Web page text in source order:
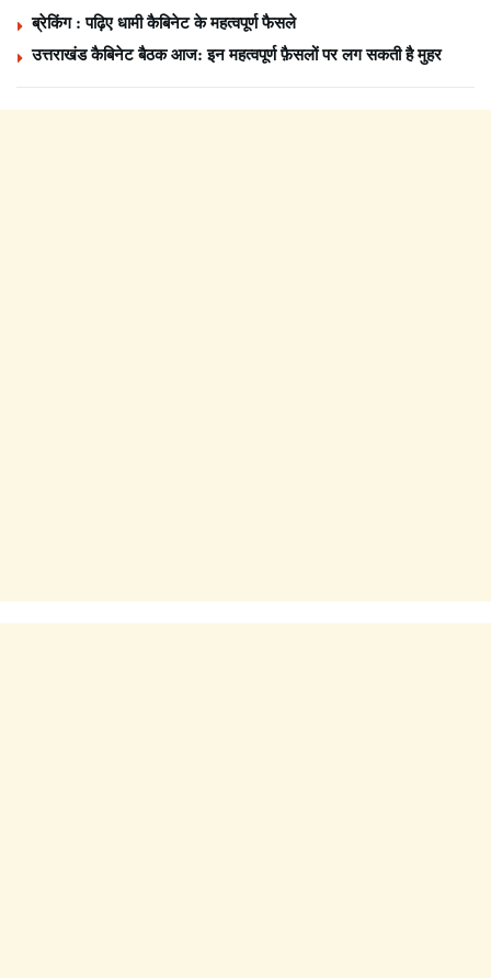
ब्रेकिंग : पढ़िए धामी कैबिनेट के महत्वपूर्ण फैसले
उत्तराखंड कैबिनेट बैठक आज: इन महत्वपूर्ण फ़ैसलों पर लग सकती है मुहर